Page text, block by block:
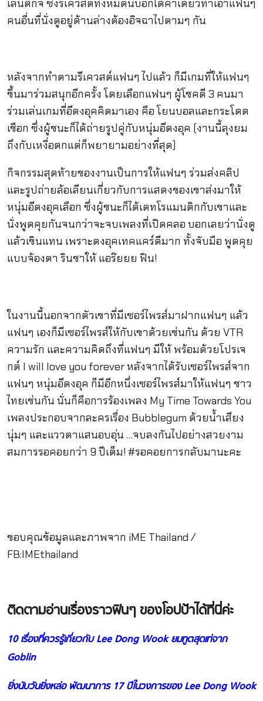
เล่นตั๊กจี ซึ่งรีเควสต์ทั้งหมดนี้บอกได้คำเดียวทำเอาแฟนๆ
คนอื่นที่นั่งดูอยู่ด้านล่างต้องอิจฉาไปตามๆ กัน
หลังจากทำตามรีเควสต์แฟนๆ ไปแล้ว ก็มีเกมที่ให้แฟนๆ
ขึ้นมาร่วมสนุกอีกครั้ง โดยเลือกแฟนๆ ผู้โชคดี 3 คนมา
ร่วมเล่นเกมที่อีดงอุคคิดมาเอง คือ โยนบอลและกระโดด
เชือก ซึ่งผู้ชนะก็ได้ถ่ายรูปคู่กับหนุ่มอีดงอุค (งานนี้ลุงยม
ถึงกับเหงื่อตกแต่ก็พยายามอย่างที่สุด)
กิจกรรมสุดท้ายของงานเป็นการให้แฟนๆ ร่วมส่งคลิป
และรูปถ่ายล้อเลียนเกี่ยวกับการแสดงของเขาส่งมาให้
หนุ่มอีดงอุคเลือก ซึ่งผู้ชนะก็ได้เดทโรแมนติกกับเขาและ
นั่งพูดคุยกันจนกว่าจะจบเพลงที่เปิดคลอ บอกเลยว่านั่งดู
แล้วเขินแทน เพราะดงอุคเทคแคร์ดีมาก ทั้งจับมือ พูดคุย
แบบจ้องตา รินชาให้ แอร๊ยยย ฟิน!
ในงานนี้นอกจากตัวเขาที่มีเซอร์ไพรส์มาฝากแฟนๆ แล้ว
แฟนๆ เองก็มีเซอร์ไพรส์ให้กับเขาด้วยเช่นกัน ด้วย VTR
ความรัก และความคิดถึงที่แฟนๆ มีให้ พร้อมด้วยโปรเจ
กต์ I will love you forever หลังจากได้รับเซอร์ไพรส์จาก
แฟนๆ หนุ่มอีดงอุค ก็มีอีกหนึ่งเซอร์ไพรส์มาให้แฟนๆ ชาว
ไทยเช่นกัน นั่นก็คือการร้องเพลง My Time Towards You
เพลงประกอบจากละครเรื่อง Bubblegum ด้วยน้ำเสียง
นุ่มๆ และแววตาแสนอบอุ่น …จบลงกันไปอย่างสวยงาม
สมการรอคอยกว่า 9 ปีเต็ม! #รอคอยการกลับมานะคะ
ขอบคุณข้อมูลและภาพจาก iME Thailand /
FB:IMEthailand
ติดตามอ่านเรื่องราวฟินๆ ของโอปป้าได้ที่นี่ค่ะ
10 เรื่องที่ควรรู้เกี่ยวกับ Lee Dong Wook ยมทูตสุดเท่จาก
Goblin
ยิ่งนับวันยิ่งหล่อ พัฒนาการ 17 ปีในวงการของ Lee Dong Wook